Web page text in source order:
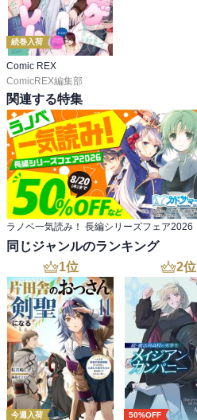
続巻入荷
Comic REX
ComicREX編集部
関連する特集
ラノベ一気読み！ 長編シリーズフェア2026
同じジャンルのランキング
1位
今週入荷
2位
50%OFF